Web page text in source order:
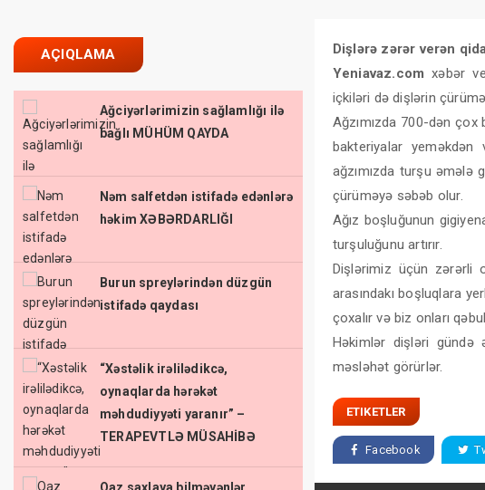
AÇIQLAMA
Ağciyərlərimizin sağlamlığı ilə
bağlı MÜHÜM QAYDA
Nəm salfetdən istifadə edənlərə
həkim XƏBƏRDARLIĞI
Burun spreylərindən düzgün
istifadə qaydası
“Xəstəlik irəlilədikcə,
oynaqlarda hərəkət
məhdudiyyəti yaranır” –
TERAPEVTLƏ MÜSAHİBƏ
Dişlərə zərər verən
Yeniavaz.com xəbər
içkiləri də dişlərin
Ağzımızda 700-dən
bakteriyalar
ağzımızda turşu əmələ
çürüməyə səbəb olur.
Ağız boşluğunun
turşuluğunu artırır.
Dişlərimiz üçün zərərli
arasındakı boşluqlara
çoxalır və biz onları
Həkimlər dişləri gündə
məsləhət görürlər.
ETIKETLER
Facebook